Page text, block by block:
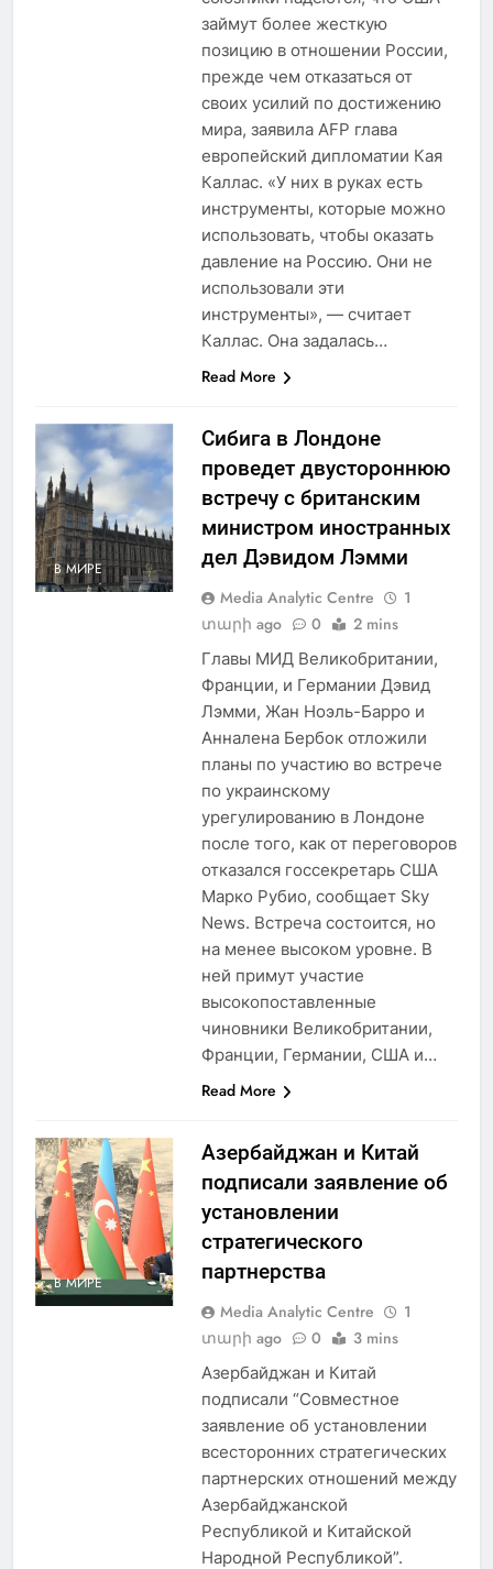
займут более жесткую
позицию в отношении России,
прежде чем отказаться от
своих усилий по достижению
мира, заявила AFP глава
европейский дипломатии Кая
Каллас. «У них в руках есть
инструменты, которые можно
использовать, чтобы оказать
давление на Россию. Они не
использовали эти
инструменты», — считает
Каллас. Она задалась…
Read More
В МИРЕ
Сибига в Лондоне
проведет двустороннюю
встречу с британским
министром иностранных
дел Дэвидом Лэмми
Media Analytic Centre
1
տարի ago
0 2 mins
Главы МИД Великобритании,
Франции, и Германии Дэвид
Лэмми, Жан Ноэль-Барро и
Анналена Бербок отложили
планы по участию во встрече
по украинскому
урегулированию в Лондоне
после того, как от переговоров
отказался госсекретарь США
Марко Рубио, сообщает Sky
News. Встреча состоится, но
на менее высоком уровне. В
ней примут участие
высокопоставленные
чиновники Великобритании,
Франции, Германии, США и…
Read More
В МИРЕ
Азербайджан и Китай
подписали заявление об
установлении
стратегического
партнерства
Media Analytic Centre
1
տարի ago
0 3 mins
Азербайджан и Китай
подписали “Совместное
заявление об установлении
всесторонних стратегических
партнерских отношений между
Азербайджанской
Республикой и Китайской
Народной Республикой”.